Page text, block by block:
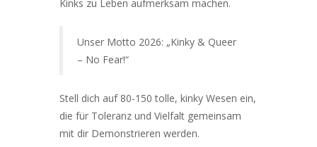
Kinks zu Leben aufmerksam machen.
Unser Motto 2026: „Kinky & Queer
– No Fear!“
Stell dich auf 80-150 tolle, kinky Wesen ein,
die für Toleranz und Vielfalt gemeinsam
mit dir Demonstrieren werden.